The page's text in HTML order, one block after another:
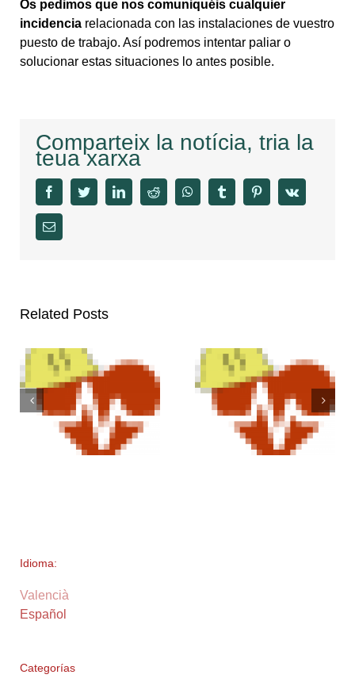
Os pedimos que nos comuniquéis cualquier
incidencia relacionada con las instalaciones de vuestro
puesto de trabajo. Así podremos intentar paliar o
solucionar estas situaciones lo antes posible.
Comparteix la notícia, tria la
teua xarxa
facebooktwitter linkedinreddit whatsapptumblr pinterestvk
Email
Related Posts
Idioma:
Valencià
Español
Categorías